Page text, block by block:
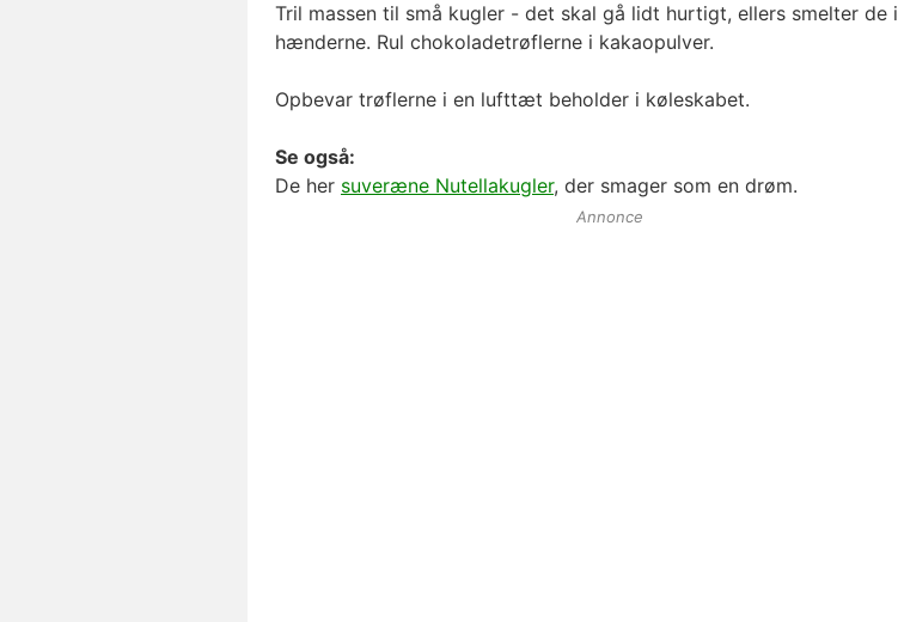
Tril massen til små kugler - det skal gå lidt hurtigt, ellers smelter de i
hænderne. Rul chokoladetrøflerne i kakaopulver.
Opbevar trøflerne i en lufttæt beholder i køleskabet.
Se også:
De her suveræne Nutellakugler, der smager som en drøm.
Annonce